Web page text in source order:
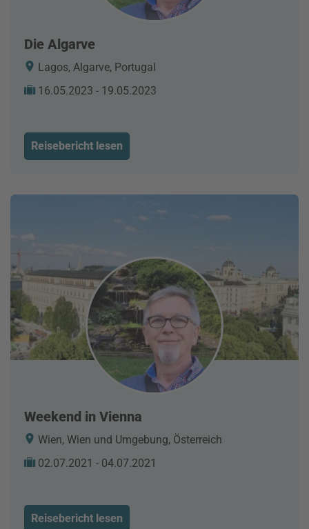
Die Algarve
Lagos, Algarve, Portugal
16.05.2023 - 19.05.2023
Reisebericht lesen
Weekend in Vienna
Wien, Wien und Umgebung, Österreich
02.07.2021 - 04.07.2021
Reisebericht lesen